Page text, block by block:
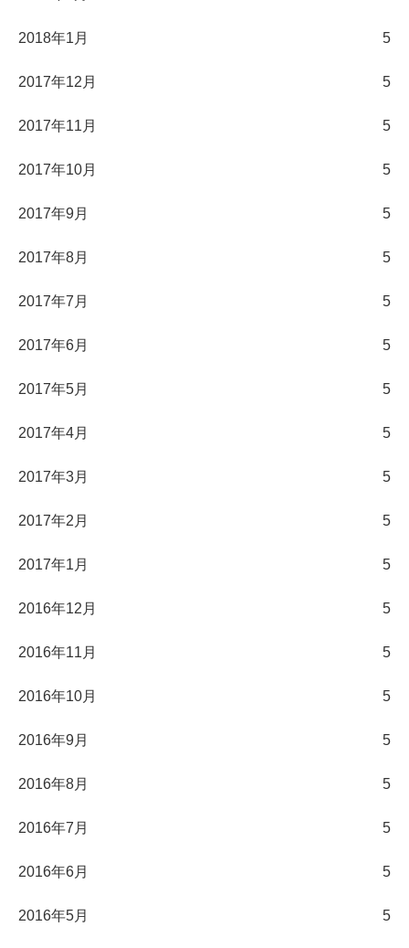
2018年1月 5
2017年12月 5
2017年11月 5
2017年10月 5
2017年9月 5
2017年8月 5
2017年7月 5
2017年6月 5
2017年5月 5
2017年4月 5
2017年3月 5
2017年2月 5
2017年1月 5
2016年12月 5
2016年11月 5
2016年10月 5
2016年9月 5
2016年8月 5
2016年7月 5
2016年6月 5
2016年5月 5